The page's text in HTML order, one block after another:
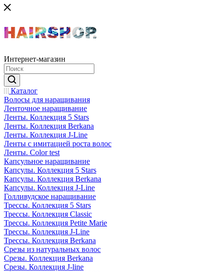
Интернет-магазин
Каталог
Волосы для наращивания
Ленточное наращивание
Ленты. Коллекция 5 Stars
Ленты. Коллекция Berkana
Ленты. Коллекция J-Line
Ленты с имитацией роста волос
Ленты. Color test
Капсульное наращивание
Капсулы. Коллекция 5 Stars
Капсулы. Коллекция Berkana
Капсулы. Коллекция J-Line
Голливудское наращивание
Трессы. Коллекция 5 Stars
Трессы. Коллекция Classic
Трессы. Коллекция Petite Marie
Трессы. Коллекция J-Line
Трессы. Коллекция Berkana
Срезы из натуральных волос
Срезы. Коллекция Berkana
Срезы. Коллекция J-line